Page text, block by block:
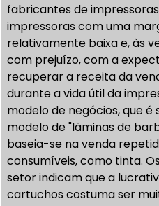
fabricantes de
impressoras com uma
relativamente baixa e, às
com prejuízo, com a
recuperar a receita da
durante a vida útil da
modelo de negócios, que é
modelo de "lâminas de
baseia-se na venda
consumíveis, como tinta.
setor indicam que a
cartuchos costuma ser